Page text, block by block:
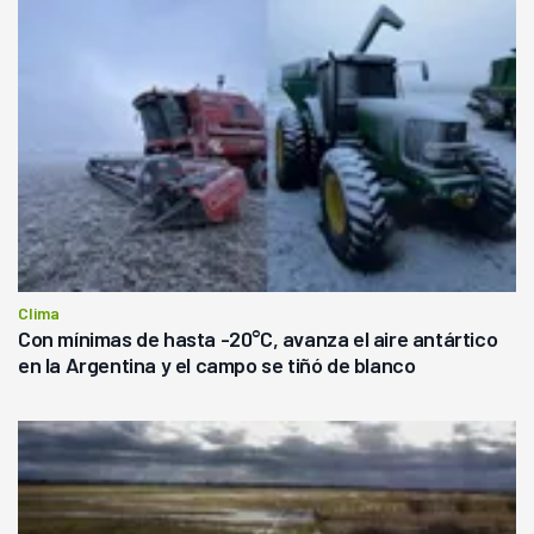
Clima
Con mínimas de hasta -20°C, avanza el aire antártico
en la Argentina y el campo se tiñó de blanco